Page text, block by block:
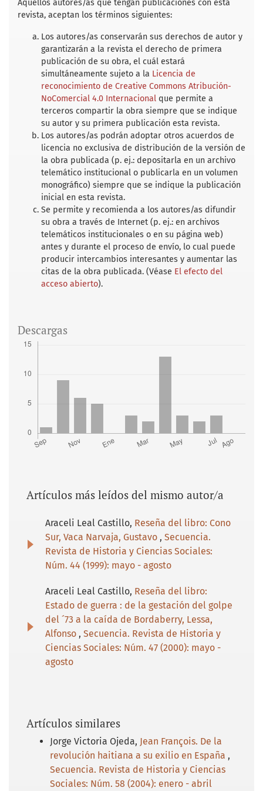
o
o
e
r
A
p
Aquellos autores/as que tengan publicaciones con esta
revista, aceptan los términos siguientes:
Los autores/as conservarán sus derechos de autor y
garantizarán a la revista el derecho de primera
publicación de su obra, el cuál estará
simultáneamente sujeto a la Licencia de
reconocimiento de Creative Commons Atribución-
NoComercial 4.0 Internacional que permite a
terceros compartir la obra siempre que se indique
su autor y su primera publicación esta revista.
Los autores/as podrán adoptar otros acuerdos de
licencia no exclusiva de distribución de la versión de
la obra publicada (p. ej.: depositarla en un archivo
telemático institucional o publicarla en un volumen
monográfico) siempre que se indique la publicación
inicial en esta revista.
Se permite y recomienda a los autores/as difundir
su obra a través de Internet (p. ej.: en archivos
telemáticos institucionales o en su página web)
antes y durante el proceso de envío, lo cual puede
producir intercambios interesantes y aumentar las
citas de la obra publicada. (Véase El efecto del
acceso abierto).
Descargas
Artículos más leídos del mismo autor/a
Araceli Leal Castillo, Reseña del libro: Cono
Sur, Vaca Narvaja, Gustavo , Secuencia.
Revista de Historia y Ciencias Sociales:
Núm. 44 (1999): mayo - agosto
Araceli Leal Castillo, Reseña del libro:
Estado de guerra : de la gestación del golpe
del ´73 a la caída de Bordaberry, Lessa,
Alfonso , Secuencia. Revista de Historia y
Ciencias Sociales: Núm. 47 (2000): mayo -
agosto
Artículos similares
Jorge Victoria Ojeda, Jean François. De la
revolución haitiana a su exilio en España ,
Secuencia. Revista de Historia y Ciencias
Sociales: Núm. 58 (2004): enero - abril